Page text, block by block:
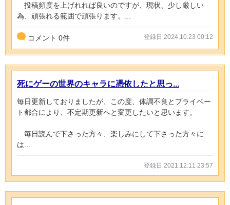
投稿頻度を上げれれば良いのですが、現状、少し厳しい
為、頑張れる範囲で頑張ります。...
コメント 0件 登録日 2024.10.23 00:12
死にゲーの世界のキャラに憑依したと思っ...
毎日更新しておりましたが、この度、体調不良とプライベー
ト都合により、不定期更新へと変更したいと思います。
毎日読んで下さった方々、楽しみにして下さった方々に
は...
登録日 2021.12.11 23:57